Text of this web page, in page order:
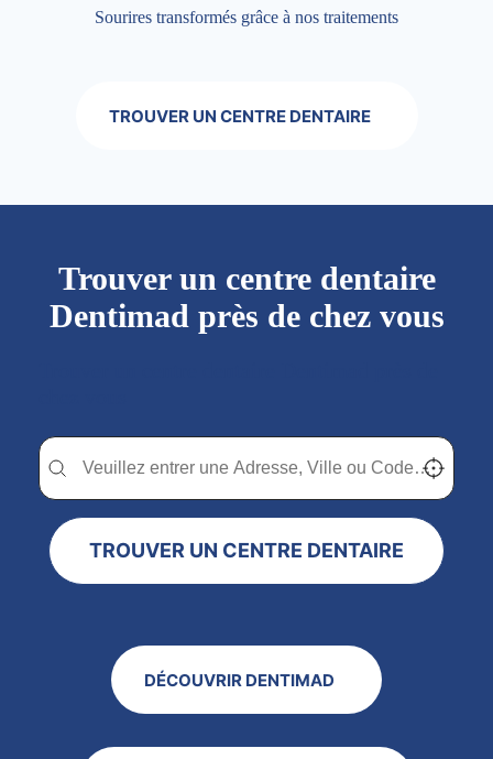
Sourires transformés grâce à nos traitements
TROUVER UN CENTRE DENTAIRE
Trouver un centre dentaire
Dentimad près de chez vous
Trouver un centre dentaire Dentimad près de
Trouver un centre dentaire Dentimad près de chez vous Localisez-
TROUVER UN CENTRE DENTAIRE
DÉCOUVRIR DENTIMAD